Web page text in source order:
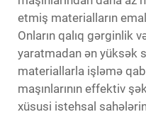
etmiş materialların
Onların qalıq gərginlik
yaratmadan ən yüksək
materiallarla işləmə
maşınlarının effektiv
xüsusi istehsal